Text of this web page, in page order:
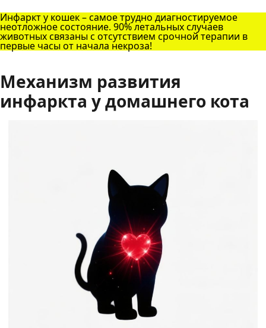
Инфаркт у кошек – самое трудно диагностируемое
неотложное состояние. 90% летальных случаев
животных связаны с отсутствием срочной терапии в
первые часы от начала некроза!
Механизм развития
инфаркта у домашнего кота